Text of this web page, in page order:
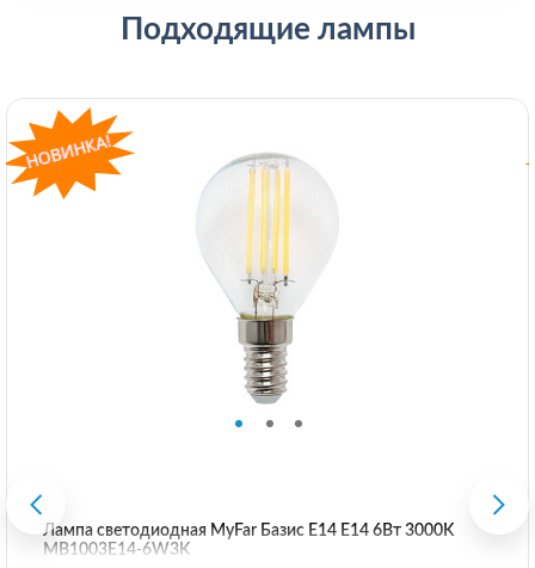
Подходящие лампы
Лампа светодиодная MyFar Базис E14 E14 6Вт 3000K
MB1003E14-6W3K